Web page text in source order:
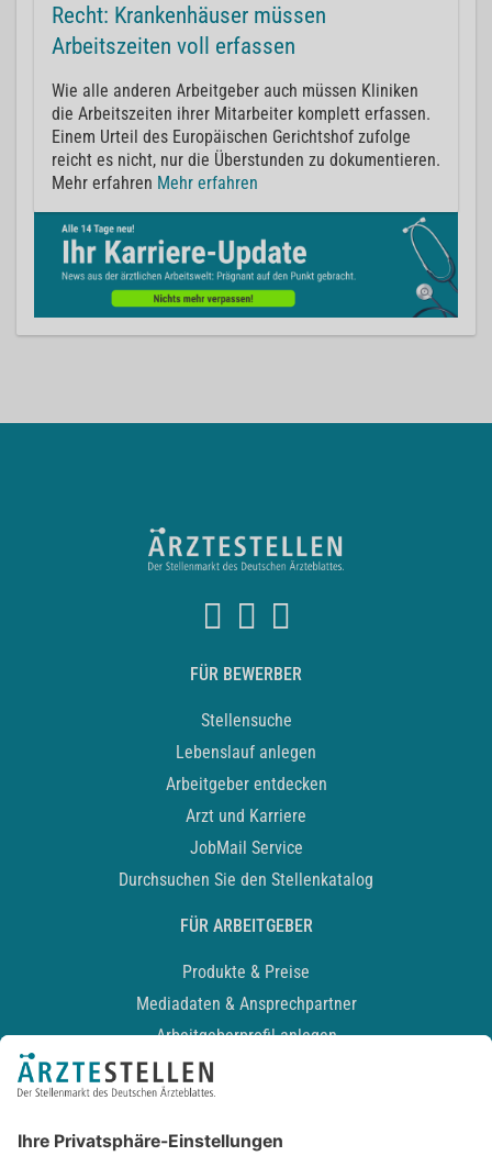
Recht: Krankenhäuser müssen
Arbeitszeiten voll erfassen
Wie alle anderen Arbeitgeber auch müssen Kliniken
die Arbeitszeiten ihrer Mitarbeiter komplett erfassen.
Einem Urteil des Europäischen Gerichtshof zufolge
reicht es nicht, nur die Überstunden zu dokumentieren.
Mehr erfahren Mehr erfahren
FÜR BEWERBER
Stellensuche
Lebenslauf anlegen
Arbeitgeber entdecken
Arzt und Karriere
JobMail Service
Durchsuchen Sie den Stellenkatalog
FÜR ARBEITGEBER
Produkte & Preise
Mediadaten & Ansprechpartner
Arbeitgeberprofil anlegen
Recruiting-Podcast